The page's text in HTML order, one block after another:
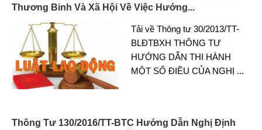
Thương Binh Và Xã Hội Về Việc Hướng...
Tải về Thông tư 30/2013/TT-
BLĐTBXH THÔNG TƯ
HƯỚNG DẪN THI HÀNH
MỘT SỐ ĐIỀU CỦA NGHỊ ...
Thông Tư 130/2016/TT-BTC Hướng Dẫn Nghị Định